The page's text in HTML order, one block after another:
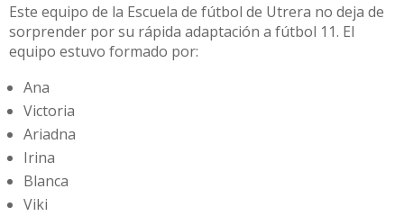
Este equipo de la Escuela de fútbol de Utrera no deja de
sorprender por su rápida adaptación a fútbol 11. El
equipo estuvo formado por:
Ana
Victoria
Ariadna
Irina
Blanca
Viki